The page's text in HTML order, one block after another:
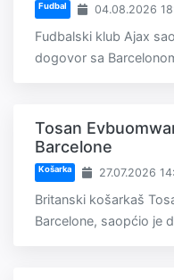
Fudbal 04.08.2026
Fudbalski klub Ajax
dogovor sa
Tosan
Barcelone
Košarka 27.07.2026
Britanski košarkaš
Barcelone, saopćio je